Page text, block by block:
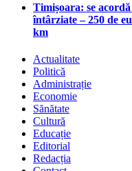
Timișoara: se
întârziate – 250 de
km
Actualitate
Politică
Administrație
Economie
Sănătate
Cultură
Educație
Editorial
Redacția